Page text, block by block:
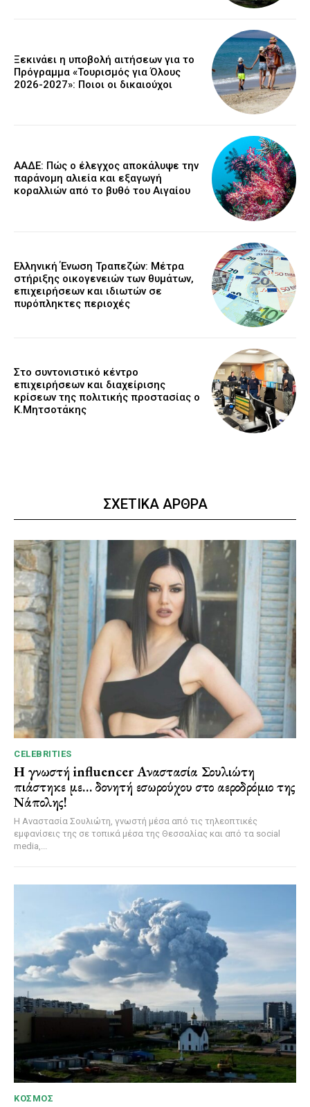
Ξεκινάει η υποβολή αιτήσεων για το
Πρόγραμμα «Τουρισμός για Όλους
2026-2027»: Ποιοι οι δικαιούχοι
ΑΑΔΕ: Πώς ο έλεγχος αποκάλυψε την
παράνομη αλιεία και εξαγωγή
κοραλλιών από το βυθό του Αιγαίου
Ελληνική Ένωση Τραπεζών: Μέτρα
στήριξης οικογενειών των θυμάτων,
επιχειρήσεων και ιδιωτών σε
πυρόπληκτες περιοχές
Στο συντονιστικό κέντρο
επιχειρήσεων και διαχείρισης
κρίσεων της πολιτικής προστασίας ο
Κ.Μητσοτάκης
ΣΧΕΤΙΚΑ ΑΡΘΡΑ
CELEBRITIES
Η γνωστή influencer Αναστασία Σουλιώτη
πιάστηκε με… δονητή εσωρούχου στο αεροδρόμιο της
Νάπολης!
Η Αναστασία Σουλιώτη, γνωστή μέσα από τις τηλεοπτικές
εμφανίσεις της σε τοπικά μέσα της Θεσσαλίας και από τα social
media,...
ΚΌΣΜΟΣ